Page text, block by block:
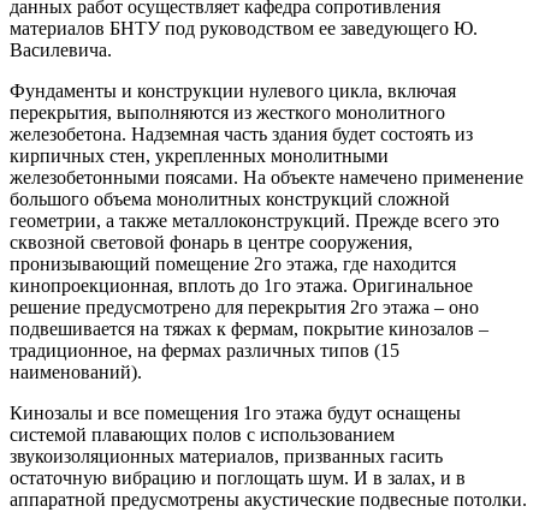
данных работ осуществляет кафедра сопротивления
материалов БНТУ под руководством ее заведующего Ю.
Василевича.
Фундаменты и конструкции нулевого цикла, включая
перекрытия, выполняются из жесткого монолитного
железобетона. Надземная часть здания будет состоять из
кирпичных стен, укрепленных монолитными
железобетонными поясами. На объекте намечено применение
большого объема монолитных конструкций сложной
геометрии, а также металлоконструкций. Прежде всего это
сквозной световой фонарь в центре сооружения,
пронизывающий помещение 2­го этажа, где находится
кинопроекционная, вплоть до 1­го этажа. Оригинальное
решение предусмотрено для перекрытия 2­го этажа – оно
подвешивается на тяжах к фермам, покрытие кинозалов –
традиционное, на фермах различных типов (15
наименований).
Кинозалы и все помещения 1­го этажа будут оснащены
системой плавающих полов с использованием
звукоизоляционных материалов, призванных гасить
остаточную вибрацию и поглощать шум. И в залах, и в
аппаратной предусмотрены акустические подвесные потолки.